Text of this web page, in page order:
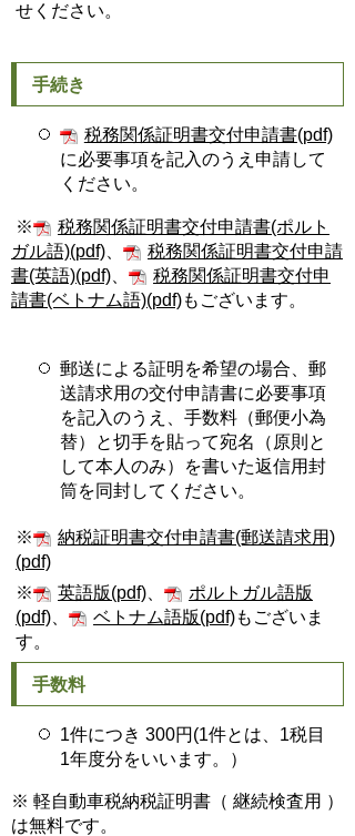
せください。
手続き
税務関係証明書交付申請書(pdf)
に必要事項を記入のうえ申請して
ください。
※
税務関係証明書交付申請書(ポルト
ガル語)(pdf)
税務関係証明書交付申請
書(英語)(pdf)
税務関係証明書交付申
請書(ベトナム語)(pdf)もございます。
郵送による証明を希望の場合、郵
送請求用の交付申請書に必要事項
を記入のうえ、手数料（郵便小為
替）と切手を貼って宛名（原則と
して本人のみ）を書いた返信用封
筒を同封してください。
※
納税証明書交付申請書(郵送請求用)
(pdf)
※
英語版(pdf)
ポルトガル語版
(pdf)
ベトナム語版(pdf)もございま
す。
手数料
1件につき 300円(1件とは、1税目
1年度分をいいます。）
※ 軽自動車税納税証明書（ 継続検査用 ）
は無料です。